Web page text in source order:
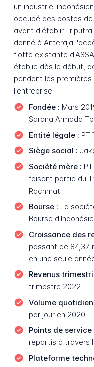
un industriel
occupé des postes
avant d'établir
donné à Anteraja
flotte existante
établie dès le début,
pendant les
l'entreprise.
Fondée : Mars
Sarana Armada
Entité légale : PT
Siège social :
Société mère :
faisant partie du
Rachmat
Bourse : La
Bourse
Croissance des
passant de 84,37
en une seule
Revenus
trimestre 2022
Volume
par jour en 2020
Points de service
répartis à travers
Plateforme